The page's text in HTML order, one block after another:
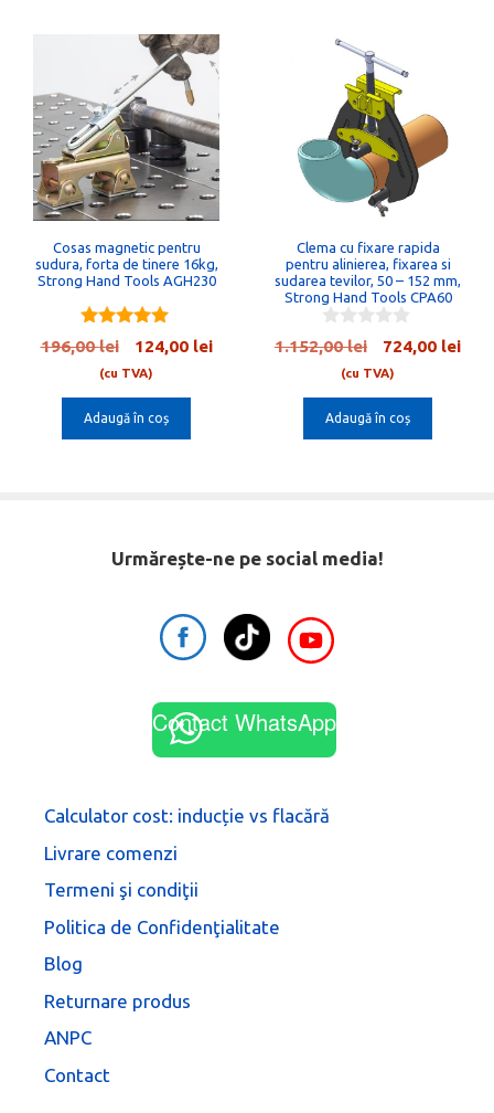
Cosas magnetic pentru
sudura, forta de tinere 16kg,
Strong Hand Tools AGH230
5.00
out of 5
196,00lei
Prețul
inițial
a
fost:
124,00 leiPrețul
(cu TVA)
Adaugă în coș
Clema cu fixare rapida
pentru alinierea, fixarea si
sudarea tevilor, 50 – 152 mm,
Strong Hand Tools CPA60
0
o
f
5
1.152,00lei
Prețul
inițial
a
fost:
724,00 lei
(cu TVA)
Adaugă în coș
Urmărește-ne pe social media!
Contact WhatsApp
Calculator cost: inducție vs flacără
Livrare comenzi
Termeni şi condiţii
Politica de Confidenţialitate
Blog
Returnare produs
ANPC
Contact